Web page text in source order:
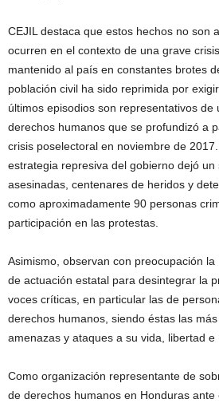
CEJIL destaca que estos hechos no son
ocurren en el contexto de una grave
mantenido al país en constantes brotes
población civil ha sido reprimida por
últimos episodios son representativos de
derechos humanos que se profundizó a
crisis poselectoral en noviembre de
estrategia represiva del gobierno dejó
asesinadas, centenares de heridos y
como aproximadamente 90 personas
participación en las protestas.
Asimismo, observan con preocupación
de actuación estatal para desintegrar la
voces críticas, en particular las de
derechos humanos, siendo éstas las
amenazas y ataques a su vida, libertad e
Como organización representante de
de derechos humanos en Honduras ante